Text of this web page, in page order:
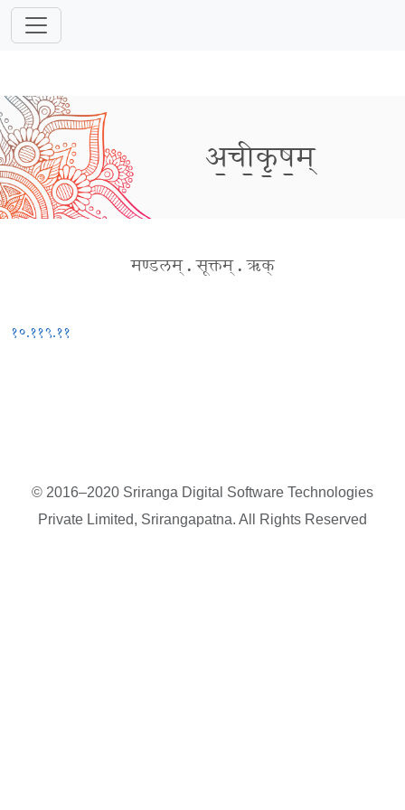
अ॒ची॒कृ॒ष॒म्
मण्डलम् . सूक्तम् . ऋक्
१०.११९.११
© 2016–2020 Sriranga Digital Software Technologies
Private Limited, Srirangapatna. All Rights Reserved